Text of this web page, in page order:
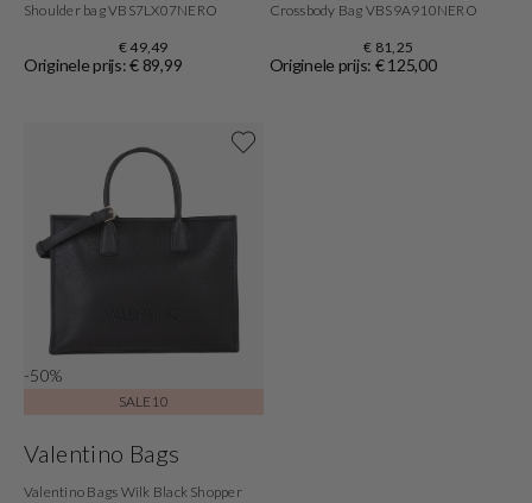
Shoulder bag VBS7LX07NERO
€ 49,49
Originele prijs: € 89,99
Crossbody Bag VBS9A910NERO
€ 81,25
Originele prijs: € 125,00
-50%
SALE10
Valentino Bags
Valentino Bags Wilk Black Shopper